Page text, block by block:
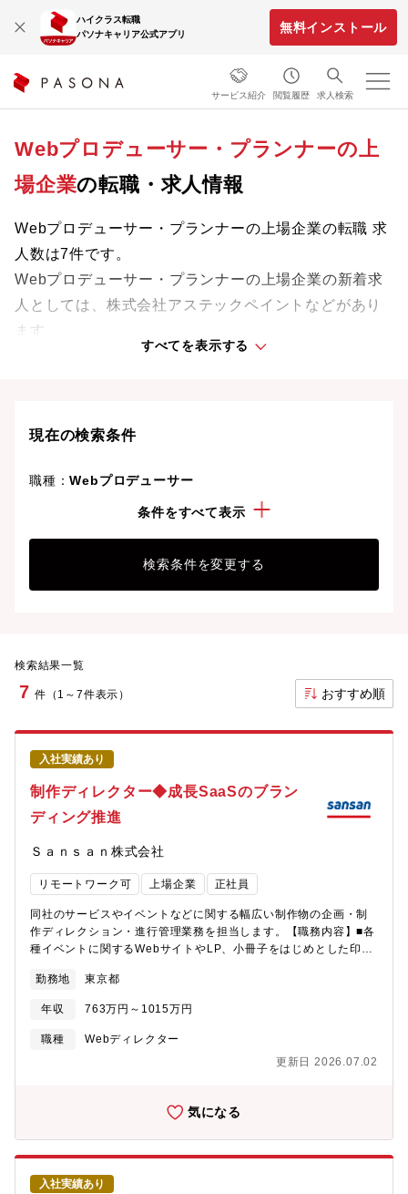
ハイクラス転職
パソナキャリア公式アプリ
無料インストール
サービス紹介 閲覧履歴 求人検索
Webプロデューサー・プランナーの上
場企業の転職・求人情報
Webプロデューサー・プランナーの上場企業の転職 求
人数は7件です。
Webプロデューサー・プランナーの上場企業の新着求
人としては、株式会社アステックペイントなどがあり
ます。
専門知識やスキルを最大限に発揮しながら、あなたの
ことも可能です。
すべてを表示する
現在の検索条件
職種：Webプロデューサー
上場企業条件をすべて表示
検索条件を変更する
検索結果一覧
7 件（1～7件表示） おすすめ順
入社実績あり
制作ディレクター◆成長SaaSのブラン
ディング推進
Ｓａｎｓａｎ株式会社
リモートワーク可 上場企業 正社員
同社のサービスやイベントなどに関する幅広い制作物の企画・制
作ディレクション・進行管理業務を担当します。【職務内容】■各
種イベントに関するWebサイトやLP、小冊子をはじめとした印刷
じめとした販促ツール全般の企画・制作進行■サービスに関連した
Webサイトや各種コンテンツなどの企画・制作※ 担当業務は個人
の特性やキャリア・経験などを踏まえて決定します。【本ポジシ
ョンの魅力】■大規模なイベントや施策、キャンペーンから自社の
を問わず、幅広い領域でクリエイティブを担当できます。■クリエ
程に初期段階から携わることができます。■自社サービスのブラン
ディングを担当するため、自身が手掛けた制作物が最終的に事業
貢献するところまで成果を追求することができます。■ブランディ
ング部門に所属し、マーケティング部門をはじめとしたさまざま
な部門と連携しながら業務に取り組むことができます。■所属部門
には、デザイナーやディレクター、コピーライター、エディタ
勤務地 東京都
年収 763万円～1015万円
職種
Webディレクター
更新日 2026.07.02
気になる
入社実績あり